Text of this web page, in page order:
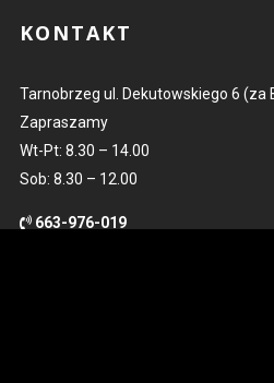
KONTAKT
Tarnobrzeg ul. Dekutowskiego 6 (za
Zapraszamy
Wt-Pt: 8.30 – 14.00
Sob: 8.30 – 12.00
663-976-019